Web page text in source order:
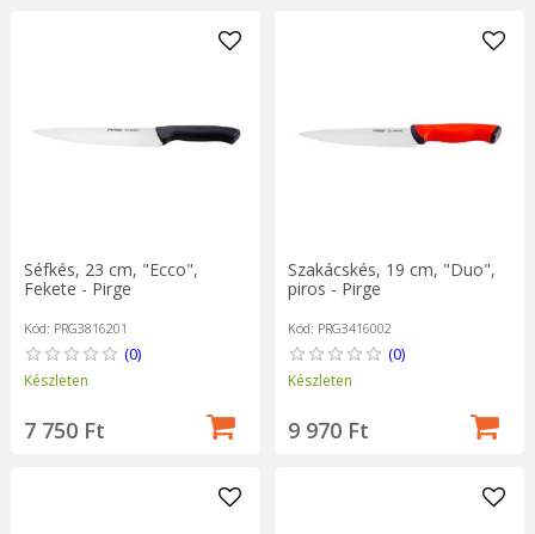
Séfkés, 23 cm, "Ecco",
Fekete - Pirge
Kód: PRG3816201
(0)
Készleten
7 750 Ft
Szakácskés, 19 cm, "Duo",
piros - Pirge
Kód: PRG3416002
(0)
Készleten
9 970 Ft